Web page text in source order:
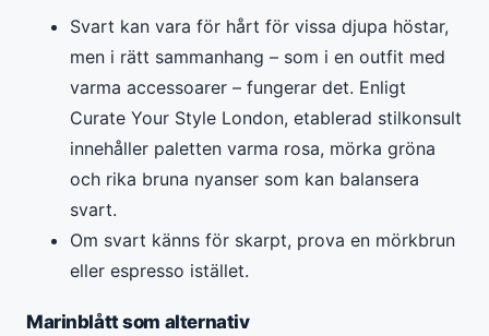
Svart kan vara för hårt för vissa djupa höstar,
men i rätt sammanhang – som i en outfit med
varma accessoarer – fungerar det. Enligt
Curate Your Style London, etablerad stilkonsult
innehåller paletten varma rosa, mörka gröna
och rika bruna nyanser som kan balansera
svart.
Om svart känns för skarpt, prova en mörkbrun
eller espresso istället.
Marinblått som alternativ